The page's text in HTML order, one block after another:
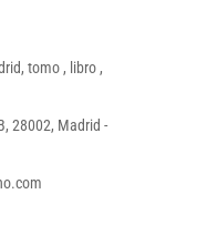
tomo , libro ,
28002, Madrid -